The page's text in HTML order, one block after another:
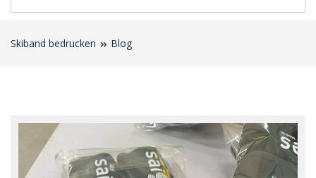
Skiband bedrucken Blog